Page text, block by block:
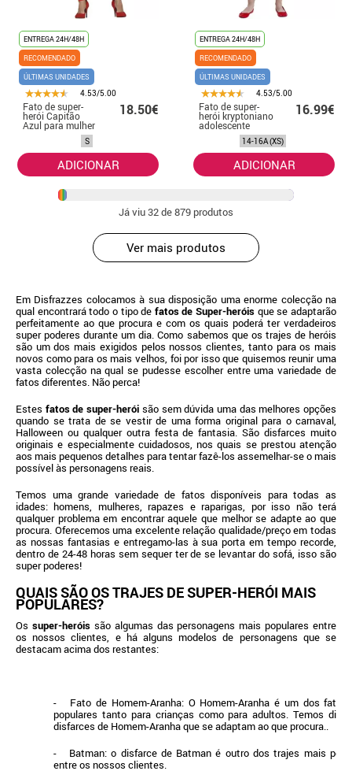
ENTREGA 24H/48H
RECOMENDADO
ÚLTIMAS UNIDADES
4.53/5.00
Fato de super-
herói Capitão
Azul para mulher
18.50€
S
ADICIONAR
ENTREGA 24H/48H
RECOMENDADO
ÚLTIMAS UNIDADES
4.53/5.00
Fato de super-
herói kryptoniano
adolescente
16.99€
14-16A (XS)
ADICIONAR
Já viu32de 879 produtos
Ver mais produtos
Em Disfrazzes colocamos à sua disposição uma enorme colecção na
qual encontrará todo o tipo de fatos de Super-heróis que se adaptarão
perfeitamente ao que procura e com os quais poderá ter verdadeiros
super poderes durante um dia. Como sabemos que os trajes de heróis
são um dos mais exigidos pelos nossos clientes, tanto para os mais
novos como para os mais velhos, foi por isso que quisemos reunir uma
vasta colecção na qual se pudesse escolher entre uma variedade de
fatos diferentes. Não perca!
Estes fatos de super-herói são sem dúvida uma das melhores opções
quando se trata de se vestir de uma forma original para o carnaval,
Halloween ou qualquer outra festa de fantasia. São disfarces muito
originais e especialmente cuidadosos, nos quais se prestou atenção
aos mais pequenos detalhes para tentar fazê-los assemelhar-se o mais
possível às personagens reais.
Temos uma grande variedade de fatos disponíveis para todas as
idades: homens, mulheres, rapazes e raparigas, por isso não terá
qualquer problema em encontrar aquele que melhor se adapte ao que
procura. Oferecemos uma excelente relação qualidade/preço em todas
as nossas fantasias e entregamo-las à sua porta em tempo recorde,
dentro de 24-48 horas sem sequer ter de se levantar do sofá, isso são
super poderes!
QUAIS SÃO OS TRAJES DE SUPER-HERÓI MAIS
POPULARES?
Os super-heróissão algumas das personagens mais populares entre
os nossos clientes, e há alguns modelos de personagens que se
destacam acima dos restantes:
- Fato de Homem-Aranha: O Homem-Aranha é um dos fatos
populares tanto para crianças como para adultos. Temos
disfarces de Homem-Aranha que se adaptam ao que procura..
- Batman: o disfarce de Batman é outro dos trajes mais
entre os nossos clientes.